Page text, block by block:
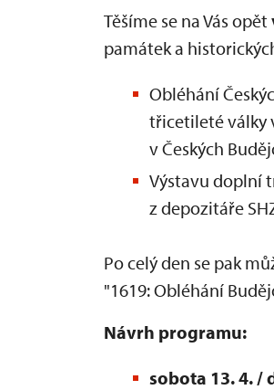
Těšíme se na Vás opět
památek a
Obléhání
třicetileté války
v Českých
Výstavu doplní
z depozitáře
Po celý den se pak
"1619: Obléhání
Návrh programu:
sobota 13. 4. /